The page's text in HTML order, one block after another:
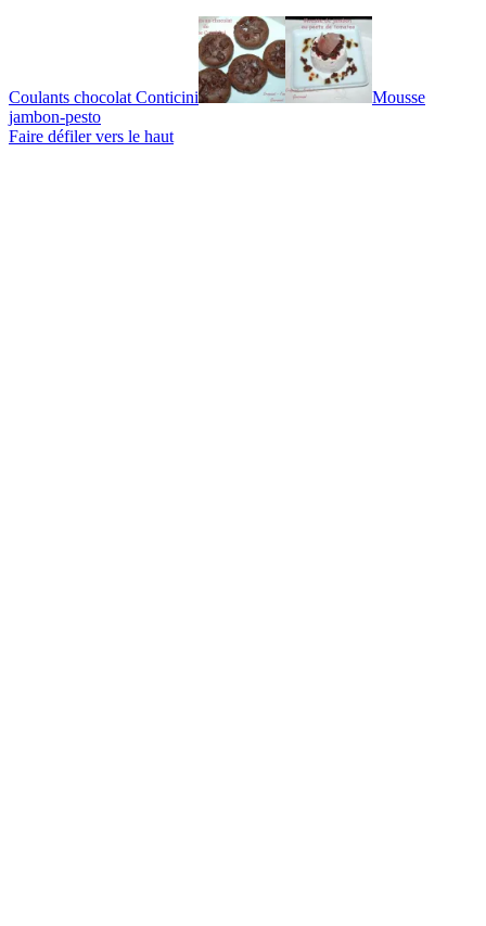
Coulants chocolat Conticini
Mousse
jambon-pesto
Faire défiler vers le haut